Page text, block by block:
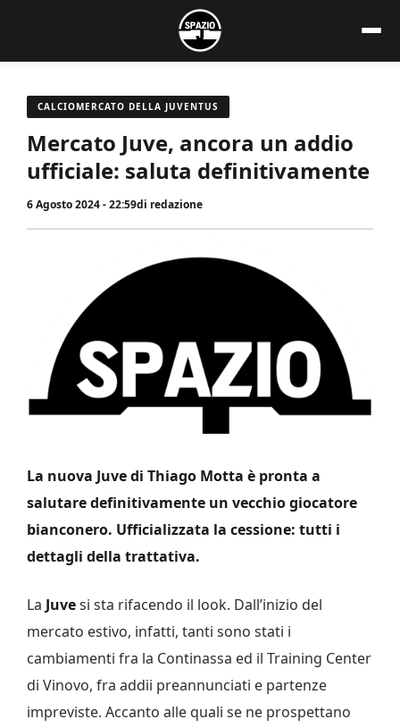
contenuto
CALCIOMERCATO DELLA JUVENTUS
Mercato Juve, ancora un addio
ufficiale: saluta definitivamente
6 Agosto 2024 - 22:59di redazione
La nuova Juve di Thiago Motta è pronta a
salutare definitivamente un vecchio giocatore
bianconero. Ufficializzata la cessione: tutti i
dettagli della trattativa.
La Juvesi sta rifacendo il look. Dall’inizio del
mercato estivo, infatti, tanti sono stati i
cambiamenti fra la Continassa ed il Training Center
di Vinovo, fra addii preannunciati e partenze
impreviste. Accanto alle quali se ne prospettano